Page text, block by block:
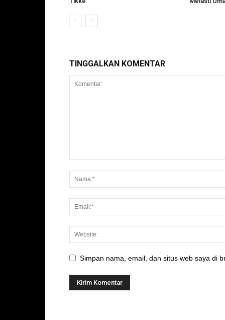
TINGGALKAN KOMENTAR
Simpan nama, email, dan situs web saya di